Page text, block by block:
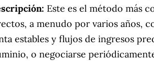
Este es el método más
a menudo por varios años,
estables y flujos de ingresos
o negociarse